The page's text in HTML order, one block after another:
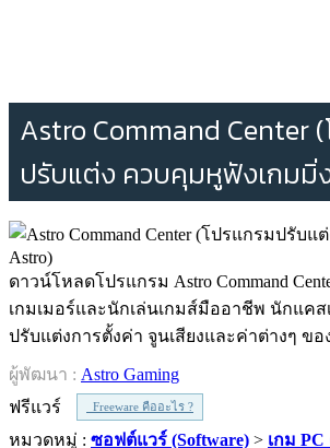
Astro Command Center
ปรับแต่ง ควบคุมหูฟังเกมมิ่
ดาวน์โหลดโปรแกรม Astro Command
เกมเมอร์และนักเล่นเกมส์มืออาชีพ นักแคส
ปรับแต่งการตั้งค่า จูนเสียงและค่าต่างๆ ขอ
ผู้พัฒนา : Astro Gaming
ฟรีแวร์
Freeware คืออะไร ?
หมวดหมู่ : ซอฟต์แวร์ (Software) > เกม